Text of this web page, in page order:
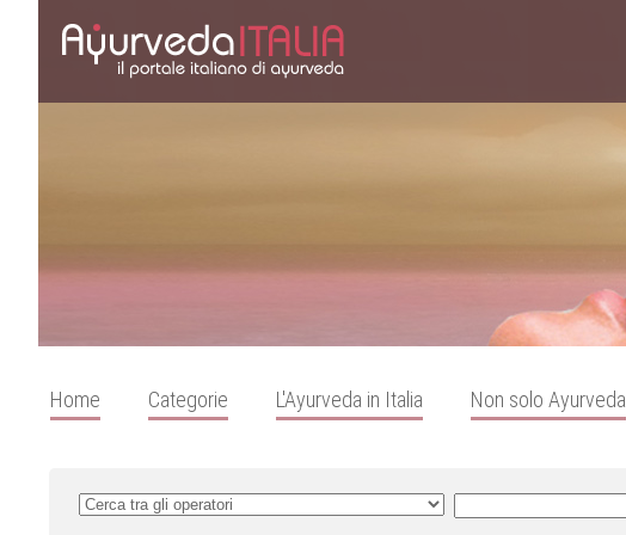
Home Categorie L'Ayurveda in Italia Non solo Ayurveda